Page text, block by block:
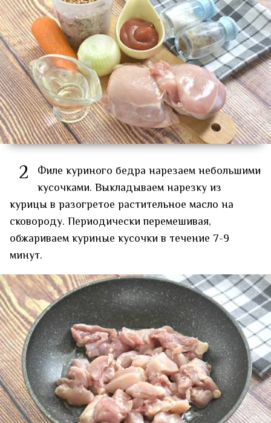
2
Филе куриного бедра нарезаем небольшими
кусочками. Выкладываем нарезку из
курицы в разогретое растительное масло на
сковороду. Периодически перемешивая,
обжариваем куриные кусочки в течение 7-9
минут.